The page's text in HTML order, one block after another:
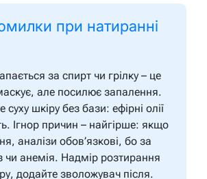
при натиранні
за спирт чи грілку – це
але посилює запалення.
суху шкіру без бази: ефірні олії
Ігнор причин – найгірше: якщо
аналізи обов’язкові, бо за
чи анемія. Надмір розтирання
додайте зволожувач після.